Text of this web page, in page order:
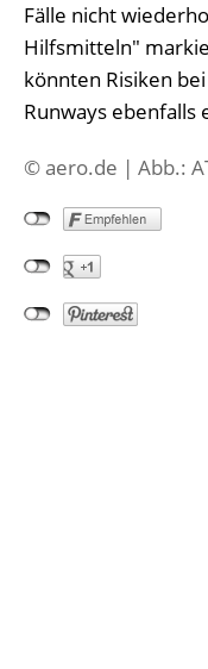
Fälle nicht
Hilfsmitteln"
könnten Risiken
Runways ebenfalls
© aero.de | Abb.: